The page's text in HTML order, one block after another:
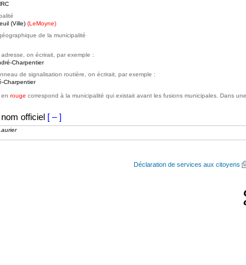
(Ville) (LeMoyne)
de la municipalité
on écrirait, par exemple :
Charpentier
de signalisation routière, on écrirait, par exemple :
Charpentier
rouge correspond à la municipalité qui existait avant les fusions municipales. Dans
officiel [ – ]
Déclaration de services aux citoyens